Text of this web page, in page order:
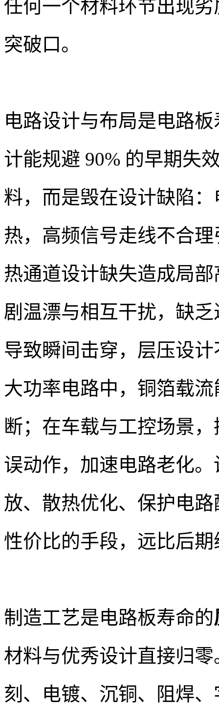
任何一个材料环节出现
突破口。
电路设计与布局是电路
计能规避 90% 的早期失
料，而是毁在设计缺陷
热，高频信号走线不合
热通道设计缺失造成局
剧温漂与相互干扰，缺
导致瞬间击穿，层压设
大功率电路中，铜箔载
断；在车载与工控场景
误动作，加速电路老化
放、散热优化、保护电
性价比的手段，远比后
制造工艺是电路板寿命的
材料与优秀设计直接归
刻、电镀、沉铜、阻焊